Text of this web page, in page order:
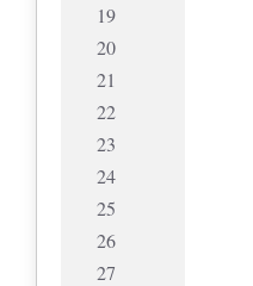
19
20
21
22
23
24
25
26
27